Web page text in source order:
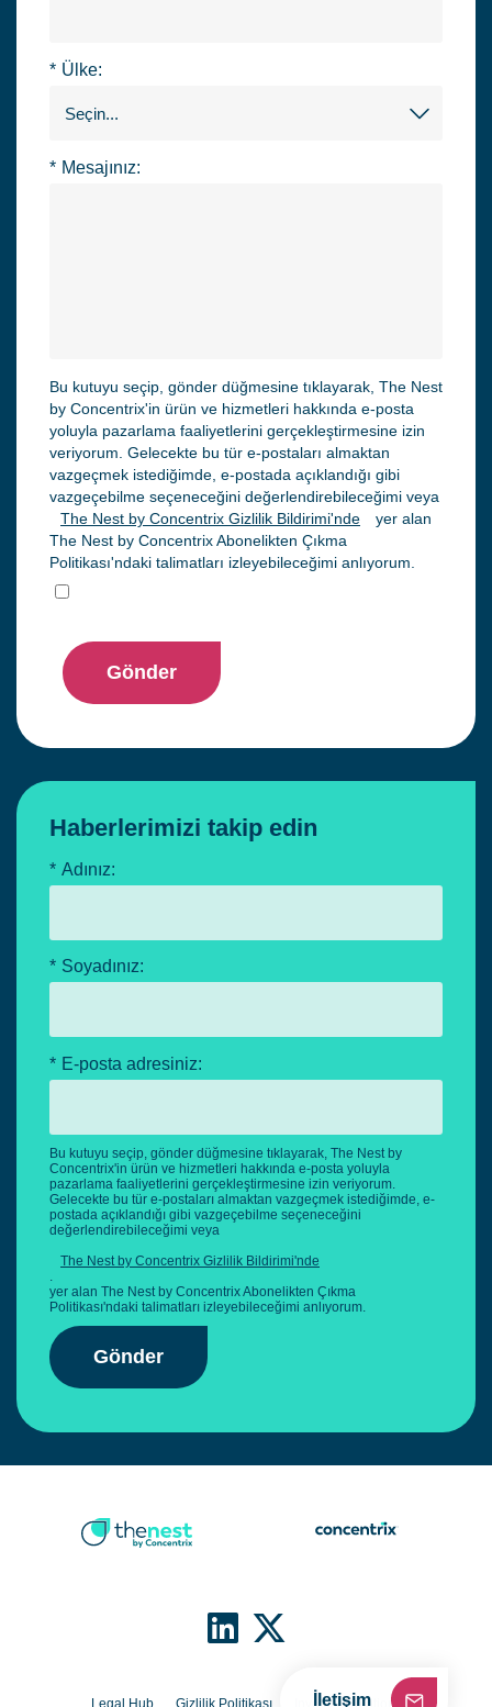
* Ülke:
* Mesajınız:
Bu kutuyu seçip, gönder düğmesine tıklayarak, The Nest
by Concentrix'in ürün ve hizmetleri hakkında e-posta
yoluyla pazarlama faaliyetlerini gerçekleştirmesine izin
veriyorum. Gelecekte bu tür e-postaları almaktan
vazgeçmek istediğimde, e-postada açıklandığı gibi
vazgeçebilme seçeneceğini değerlendirebileceğimi veya
The Nest by Concentrix Gizlilik Bildirimi'nde
yer alan
The Nest by Concentrix Abonelikten Çıkma
Politikası'ndaki talimatları izleyebileceğimi anlıyorum.
Gönder
Haberlerimizi takip edin
* Adınız:
* Soyadınız:
* E-posta adresiniz:
Bu kutuyu seçip, gönder düğmesine tıklayarak, The Nest by
Concentrix'in ürün ve hizmetleri hakkında e-posta yoluyla
pazarlama faaliyetlerini gerçekleştirmesine izin veriyorum.
Gelecekte bu tür e-postaları almaktan vazgeçmek istediğimde, e-
postada açıklandığı gibi vazgeçebilme seçeneceğini
değerlendirebileceğimi veya
The Nest by Concentrix Gizlilik Bildirimi'nde
.
yer alan The Nest by Concentrix Abonelikten Çıkma
Politikası'ndaki talimatları izleyebileceğimi anlıyorum.
Gönder
İletişim